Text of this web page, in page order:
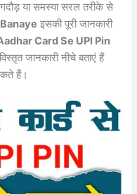
या समस्या सरल तरीके से
इसकी पूरी जानकारी
Card Se UPI Pin
जानकारी नीचे बताएं हैं
हैं।